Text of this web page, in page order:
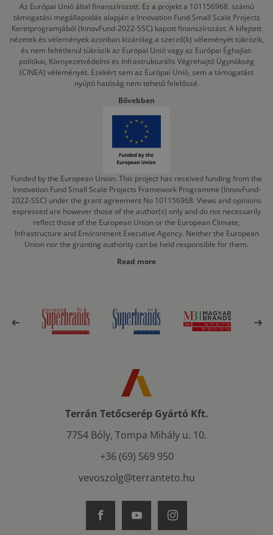
Az Európai Unió által finanszírozott. Ez a projekt a 101156968. számú
támogatási megállapodás alapján a Innovation Fund Small Scale Projects
Keretprogramjából (InnovFund-2022-SSC) kapott finanszírozást. A kifejtett
nézetek és vélemények azonban kizárólag a szerző(k) véleményét tükrözik,
és nem feltétlenül tükrözik az Európai Unió vagy az Európai Éghajlat-
politikai, Környezetvédelmi és Infrastrukturális Végrehajtó Ügynökség
(CINEA) véleményét. Ezekért sem az Európai Unió, sem a támogatást
nyújtó hatóság nem tehető felelőssé.
Bővebben
Funded by the European Union. This project has received funding from the
Innovation Fund Small Scale Projects Framework Programme (InnovFund-
2022-SSC) under the grant agreement No 101156968. Views and opinions
expressed are however those of the author(s) only and do not necessarily
reflect those of the European Union or the European Climate,
Infrastructure and Environment Executive Agency. Neither the European
Union nor the granting authority can be held responsible for them.
Read more
Terrán Tetőcserép Gyártó Kft.
7754 Bóly, Tompa Mihály u. 10.
+36 (69) 569 950
vevoszolg@terranteto.hu